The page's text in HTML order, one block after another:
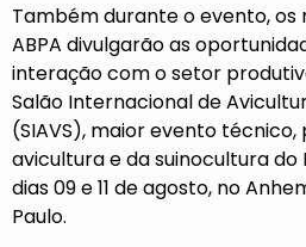
Também durante o evento,
ABPA divulgarão as
interação com o setor
Salão Internacional de
(SIAVS), maior evento
avicultura e da suinocultura
dias 09 e 11 de agosto, no
Paulo.